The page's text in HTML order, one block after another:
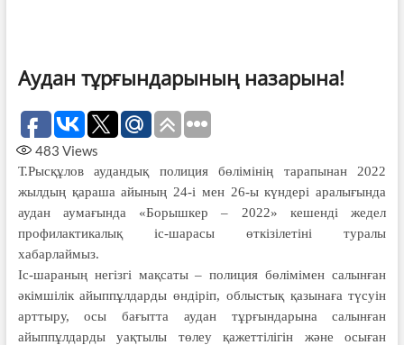
Аудан тұрғындарының назарына!
483 Views
Т.Рысқұлов аудандық полиция бөлімінің тарапынан 2022
жылдың қараша айының 24-і мен 26-ы күндері аралығында
аудан аумағында «Борышкер – 2022» кешенді жедел
профилак­тикалық іс-шарасы өткізілетіні туралы
хабарлаймыз.
Іс-шараның негізгі мақсаты – полиция бөлімімен салынған
әкім­шілік айыппұлдарды өндіріп, облыстық қазынаға түсуін
арттыру, осы бағытта аудан тұрғындарына салынған
айыппұлдарды уақтылы төлеу қажеттілігін және осыған